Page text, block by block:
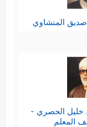
المنشاوي
خليل الحصري -
المعلم